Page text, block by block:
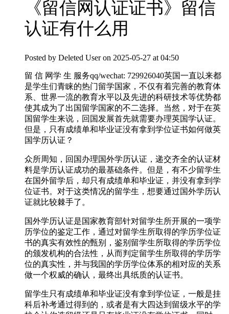
《留信网认证证书》留信
认证有什么用
Posted by Deleted User on 2025-05-27 at 04:50
留 信 网学 生 服务qq/wechat: 729926040英国一直以来都
是学生们青睐的热门留学国家，不仅有着完善的教育体
系、世界一流的教育水平以及先进的科研技术等优势都
使其成为了出国留学国家的不二选择。当然，对于在英
国留学生来说，回国发展首先就需要办理英国学认证。
但是，只有成绩单和毕业证没有拿到学位证书如何做英
国学历认证？
众所周知，回国办理国外学历认证，递交齐全的认证材
料是学历认证成功的最基础条件。但是，有不少留学生
在国外留学后，却只有成绩单和毕业证，并没有拿到学
位证书。对于这类情况的留学生，想要通过国外学历认
证就比较棘手了。
国外学历认证是国家教育部针对留学生所开展的一项学
历学位的鉴定工作，通过对留学生所取得的学历学位证
书的真实有效性的甄别，鉴别留学生所取得的学历学位
的颁发机构的合法性，从而判定留学生所取得的学历学
位的真实性，并与我国的学历学位体系的相对应的关系
做一个权威的确认，最终出具纸质的认证书。
留学生只有成绩单和毕业证没有拿到学位证，一般是挂
科后补考通过得到的，或者是有大四达到留级水平的学